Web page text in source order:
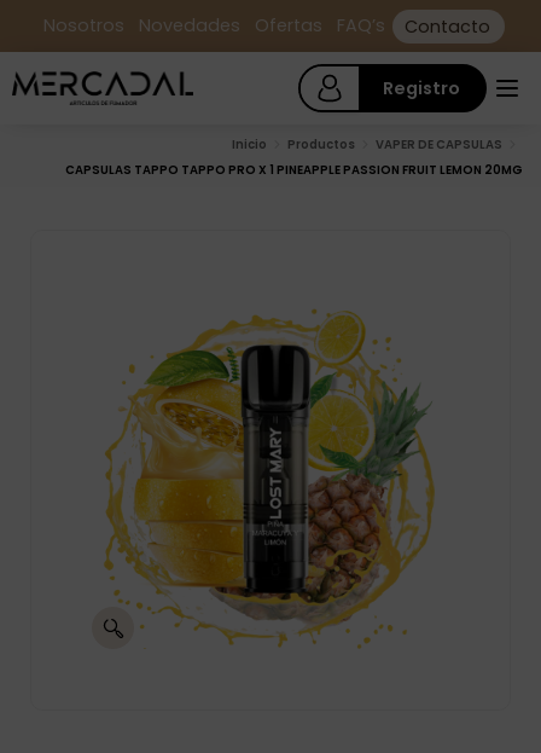
Nosotros Novedades Ofertas FAQ’s Contacto
Registro
Inicio Productos
VAPER DE CAPSULAS
CAPSULAS TAPPO TAPPO PRO X 1 PINEAPPLE PASSION FRUIT LEMON 20MG